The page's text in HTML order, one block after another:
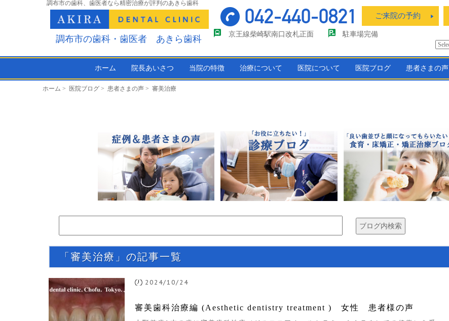
調布市の歯科、歯医者なら精密治療が評判のあきら歯科
調布市の歯科・歯医者 あきら歯科
042-440-0821 ご来院の予約
京王線柴崎駅南口改札正面 駐車場完備
ホーム 院長あいさつ 当院の特徴 治療について 医院について 医院ブログ 患者さまの声
ホーム > 医院ブログ > 患者さまの声 > 審美治療
「審美治療」の記事一覧
2024/10/24
審美歯科治療編 (Aesthetic dentistry treatment ) 女性 患者様の声